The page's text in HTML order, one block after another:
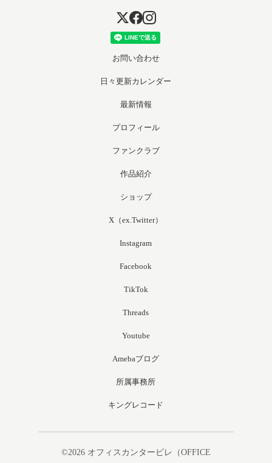
お問い合わせ
日々更新カレンダー
最新情報
プロフィール
ファンクラブ
作品紹介
ショップ
X（ex.Twitter）
Instagram
Facebook
TikTok
Threads
Youtube
Amebaブログ
所属事務所
キングレコード
©2026 オフィスカンタービレ（OFFICE